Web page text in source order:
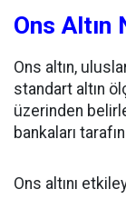
Ons Altın
Ons altın,
standart altın
üzerinden
bankaları
Ons altını